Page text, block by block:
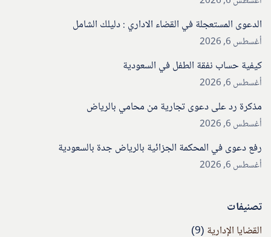
الدعوى المستعجلة في القضاء الاداري : دليلك الشامل
أغسطس 6, 2026
كيفية حساب نفقة الطفل في السعودية
أغسطس 6, 2026
مذكرة رد على دعوى تجارية من محامي بالرياض
أغسطس 6, 2026
رفع دعوى في المحكمة الجزائية بالرياض جدة بالسعودية
أغسطس 6, 2026
تصنيفات
القضايا الإدارية (9)